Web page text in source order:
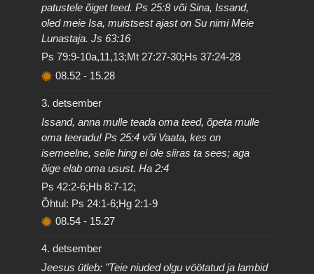
patustele õiget teed. Ps 25:8 või Sina, Issand,
oled meie Isa, muistsest ajast on Su nimi Meie
Lunastaja. Js 63:16
Ps 79:9-10a,11,13;Mt 27:27-30;Hs 37:24-28
08.52 - 15.28
3. detsember
Issand, anna mulle teada oma teed, õpeta mulle
oma teeradu! Ps 25:4 või Vaata, kes on
isemeelne, selle hing ei ole siiras ta sees; aga
õige elab oma usust. Ha 2:4
Ps 42:2-6;Hb 8:7-12;
Õhtul: Ps 24:1-6;Hg 2:1-9
08.54 - 15.27
4. detsember
Jeesus ütleb: "Teie niuded olgu vöötatud ja lambid